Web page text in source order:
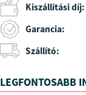
Kiszállítási díj:
Garancia:
Szállító:
LEGFONTOSABB